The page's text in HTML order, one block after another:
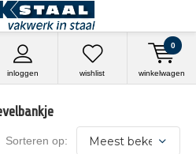
inloggen wishlist winkelwagen
0
Sorteren op: